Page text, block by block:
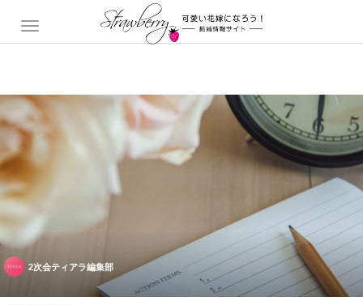
2次会ティアラ編集部